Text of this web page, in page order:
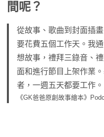
間呢？
從故事、歌曲到封面插
要花費五個工作天。我
想故事，禮拜三錄音、
面和進行節目上架作業
者，一週五天都要工作。
《GK爸爸原創故事繪本》